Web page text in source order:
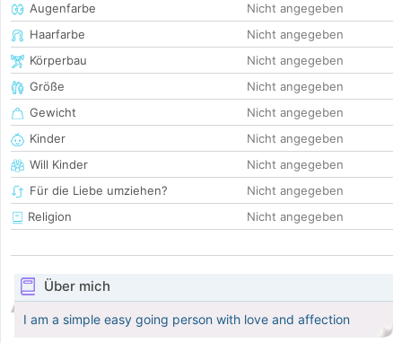
Augenfarbe
Nicht angegeben
Haarfarbe
Nicht angegeben
Körperbau
Nicht angegeben
Größe
Nicht angegeben
Gewicht
Nicht angegeben
Kinder
Nicht angegeben
Will Kinder
Nicht angegeben
Für die Liebe umziehen?
Nicht angegeben
Religion
Nicht angegeben
Über mich
I am a simple easy going person with love and affection